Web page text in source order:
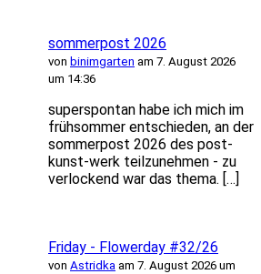
sommerpost 2026
von binimgarten am 7. August 2026
um 14:36
superspontan habe ich mich im
frühsommer entschieden, an der
sommerpost 2026 des post-
kunst-werk teilzunehmen - zu
verlockend war das thema. […]
Friday - Flowerday #32/26
von Astridka am 7. August 2026 um